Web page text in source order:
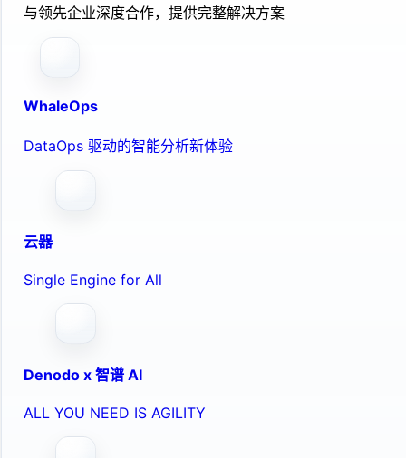
与领先企业深度合作，提供完整解决方案
WhaleOps
DataOps 驱动的智能分析新体验
云器
Single Engine for All
Denodo x 智谱 AI
ALL YOU NEED IS AGILITY